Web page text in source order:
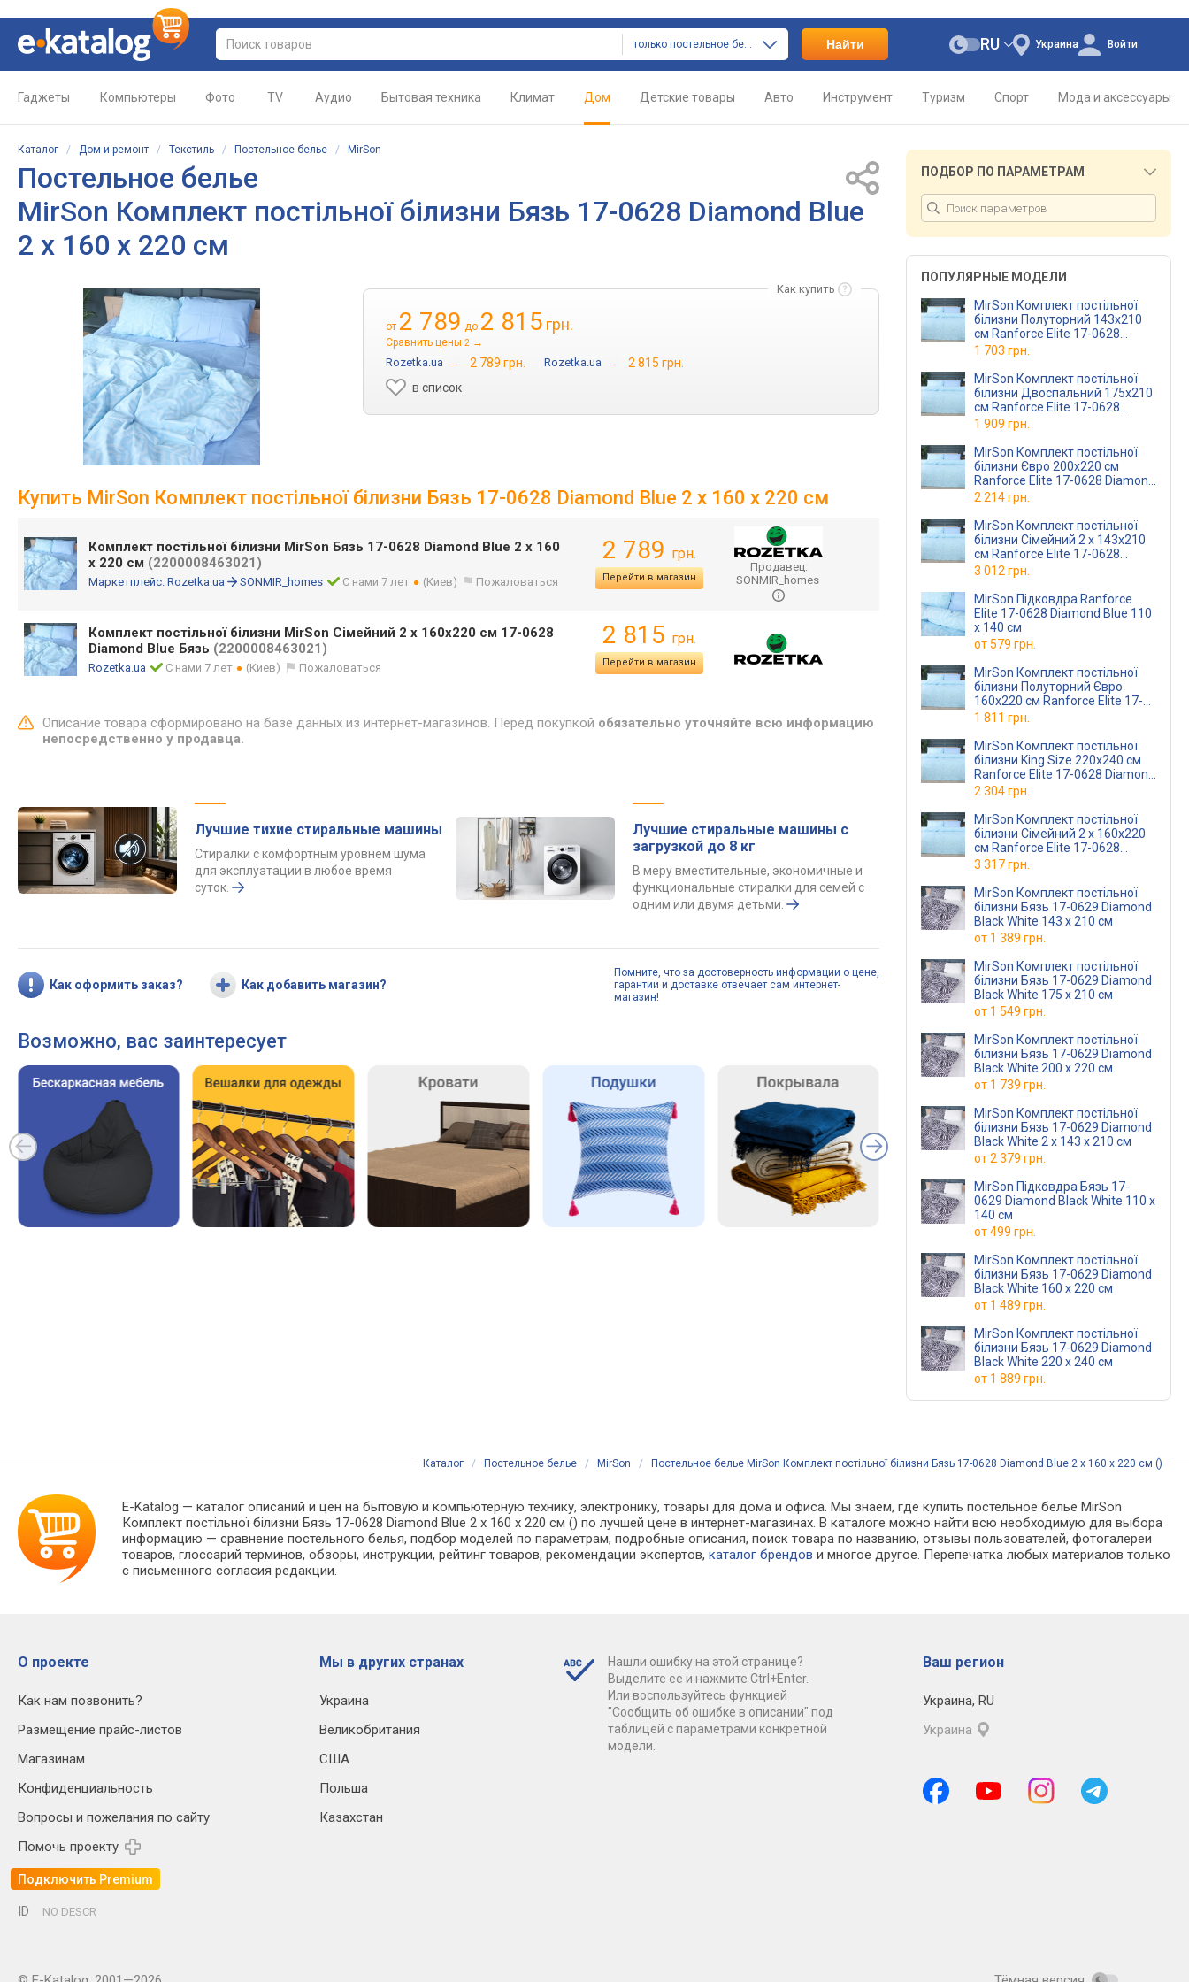
только постельное белье Найти Украина
RU Войти
Гаджеты Компьютеры Фото TV Аудио Бытовая техника Климат Дом Детские товары Авто Инструмент Туризм Спорт Мода и аксессуары
Каталог / Дом и ремонт / Текстиль / Постельное белье / MirSon
Постельное белье
MirSon Комплект постільної білизни Бязь 17-0628 Diamond Blue
2 x 160 x 220 см
Как купить
от 2 789 до 2 815 грн.
Сравнить цены 2 →
Rozetka.ua → 2 789 грн. Rozetka.ua →
2 815 грн.
в список
Купить MirSon Комплект постільної білизни Бязь 17-0628 Diamond Blue 2 x 160 x 220 см
Комплект постільної білизни MirSon Бязь 17-0628 Diamond Blue 2 x 160
x 220 см (2200008463021)
Маркетплейс: Rozetka.ua SONMIR_homes С нами 7 лет (Киев) Пожаловаться
2 789 грн.
Перейти в магазин
Продавец:
SONMIR_homes
Комплект постільної білизни MirSon Сімейний 2 x 160x220 см 17-0628
Diamond Blue Бязь (2200008463021)
Rozetka.ua С нами 7 лет (Киев) Пожаловаться
2 815 грн.
Перейти в магазин
Описание товара сформировано на базе данных из интернет-магазинов. Перед покупкой обязательно уточняйте всю информацию
непосредственно у продавца.
Лучшие тихие стиральные машины
Стиралки с комфортным уровнем шума
для эксплуатации в любое время
суток.
Лучшие стиральные машины с
загрузкой до 8 кг
В меру вместительные, экономичные и
функциональные стиралки для семей с
одним или двумя детьми.
Как оформить заказ? Как добавить магазин?
Помните, что за достоверность информации о цене,
гарантии и доставке отвечает сам интернет-
магазин!
Возможно, вас заинтересует
ПОДБОР ПО ПАРАМЕТРАМ
ПОПУЛЯРНЫЕ МОДЕЛИ
MirSon Комплект постільної
білизни Полуторний 143х210
см Ranforce Elite 17-0628
Diamond Blue Ранфорс
1 703 грн.
MirSon Комплект постільної
білизни Двоспальний 175х210
см Ranforce Elite 17-0628
Diamond Blue Ранфорс
1 909 грн.
MirSon Комплект постільної
білизни Євро 200х220 см
Ranforce Elite 17-0628 Diamond
Blue Ранфорс
2 214 грн.
MirSon Комплект постільної
білизни Сімейний 2 x 143x210
см Ranforce Elite 17-0628
Diamond Blue Ранфорс
3 012 грн.
MirSon Підковдра Ranforce
Elite 17-0628 Diamond Blue 110
x 140 см
от579 грн.
MirSon Комплект постільної
білизни Полуторний Євро
160х220 см Ranforce Elite 17-
0628 Diamond Blue Ранфорс
1 811 грн.
MirSon Комплект постільної
білизни King Size 220х240 см
Ranforce Elite 17-0628 Diamond
Blue Ранфорс
2 304 грн.
MirSon Комплект постільної
білизни Сімейний 2 x 160x220
см Ranforce Elite 17-0628
Diamond Blue Ранфорс
3 317 грн.
MirSon Комплект постільної
білизни Бязь 17-0629 Diamond
Black White 143 x 210 см
от 1 389 грн.
MirSon Комплект постільної
білизни Бязь 17-0629 Diamond
Black White 175 x 210 см
от 1 549 грн.
MirSon Комплект постільної
білизни Бязь 17-0629 Diamond
Black White 200 x 220 см
от 1 739 грн.
MirSon Комплект постільної
білизни Бязь 17-0629 Diamond
Black White 2 x 143 x 210 см
от2 379 грн.
MirSon Підковдра Бязь 17-
0629 Diamond Black White 110 x
140 см
от499 грн.
MirSon Комплект постільної
білизни Бязь 17-0629 Diamond
Black White 160 x 220 см
от 1 489 грн.
MirSon Комплект постільної
білизни Бязь 17-0629 Diamond
Black White 220 x 240 см
от 1 889 грн.
Каталог / Постельное белье / MirSon / Постельное белье MirSon Комплект постільної білизни Бязь 17-0628 Diamond Blue 2 x 160 x 220 см ()
E-Katalog — каталог описаний и цен на бытовую и компьютерную технику, электронику, товары для дома и офиса. Мы знаем, где купить постельное белье MirSon
Комплект постільної білизни Бязь 17-0628 Diamond Blue 2 x 160 x 220 см () по лучшей цене в интернет-магазинах. В каталоге можно найти всю необходимую для выбора
информацию — сравнение постельного белья, подбор моделей по параметрам, подробные описания, поиск товара по названию, отзывы пользователей, фотогалереи
товаров, глоссарий терминов, обзоры, инструкции, рейтинг товаров, рекомендации экспертов,каталог брендов и многое другое. Перепечатка любых материалов только
с письменного согласия редакции.
О проекте
Как нам позвонить?
Размещение прайс-листов
Магазинам
Конфиденциальность
Вопросы и пожелания по сайту
Помочь проекту
Подключить Premium
Мы в других странах
Украина
Великобритания
США
Польша
Казахстан
Нашли ошибку на этой странице?
Выделите ее и нажмите Ctrl+Enter.
Или воспользуйтесь функцией
"Сообщить об ошибке в описании" под
таблицей с параметрами конкретной
модели.
Ваш регион
Украина, RU
Украина
ID NO DESCR